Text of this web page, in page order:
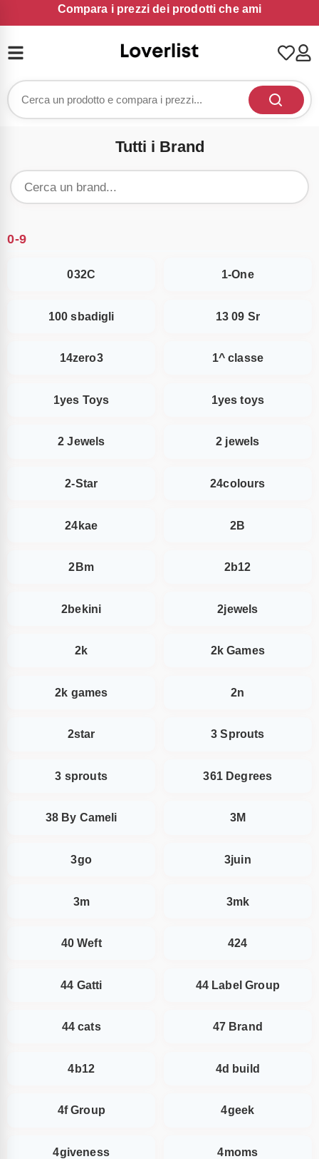
Compara i prezzi dei prodotti che ami
Tutti i Brand
0-9
032C 1-One
100 sbadigli 13 09 Sr
14zero3 1^ classe
1yes Toys 1yes toys
2 Jewels 2 jewels
2-Star 24colours
24kae 2B
2Bm 2b12
2bekini 2jewels
2k 2k Games
2k games 2n
2star 3 Sprouts
3 sprouts 361 Degrees
38 By Cameli 3M
3go 3juin
3m 3mk
40 Weft 424
44 Gatti 44 Label Group
44 cats 47 Brand
4b12 4d build
4f Group 4geek
4giveness 4moms